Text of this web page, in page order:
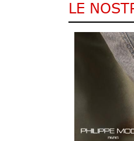
LE